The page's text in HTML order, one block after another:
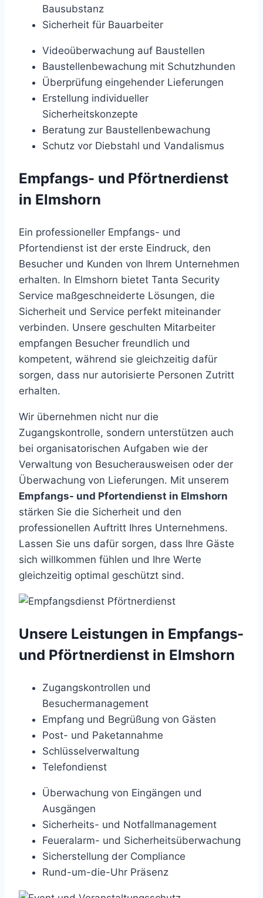
Bausubstanz
Sicherheit für Bauarbeiter
Videoüberwachung auf Baustellen
Baustellenbewachung mit Schutzhunden
Überprüfung eingehender Lieferungen
Erstellung individueller
Sicherheitskonzepte
Beratung zur Baustellenbewachung
Schutz vor Diebstahl und Vandalismus
Empfangs- und Pförtnerdienst
in Elmshorn
Ein professioneller Empfangs- und
Pfortendienst ist der erste Eindruck, den
Besucher und Kunden von Ihrem Unternehmen
erhalten. In Elmshorn bietet Tanta Security
Service maßgeschneiderte Lösungen, die
Sicherheit und Service perfekt miteinander
verbinden. Unsere geschulten Mitarbeiter
empfangen Besucher freundlich und
kompetent, während sie gleichzeitig dafür
sorgen, dass nur autorisierte Personen Zutritt
erhalten.
Wir übernehmen nicht nur die
Zugangskontrolle, sondern unterstützen auch
bei organisatorischen Aufgaben wie der
Verwaltung von Besucherausweisen oder der
Überwachung von Lieferungen. Mit unserem
Empfangs- und Pfortendienst in Elmshorn
stärken Sie die Sicherheit und den
professionellen Auftritt Ihres Unternehmens.
Lassen Sie uns dafür sorgen, dass Ihre Gäste
sich willkommen fühlen und Ihre Werte
gleichzeitig optimal geschützt sind.
Unsere Leistungen in Empfangs-
und Pförtnerdienst in Elmshorn
Zugangskontrollen und
Besuchermanagement
Empfang und Begrüßung von Gästen
Post- und Paketannahme
Schlüsselverwaltung
Telefondienst
Überwachung von Eingängen und
Ausgängen
Sicherheits- und Notfallmanagement
Feueralarm- und Sicherheitsüberwachung
Sicherstellung der Compliance
Rund-um-die-Uhr Präsenz